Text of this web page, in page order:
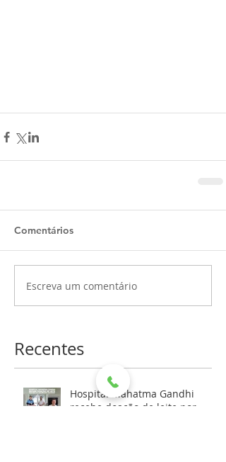
Comentários
Escreva um comentário
Recentes
Hospital Mahatma Gandhi
recebe doação de leite por